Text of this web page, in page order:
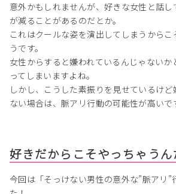
意外かもしれませんが、好きな女性と話
が減ることがあるのだとか。
これはクールな姿を演出してしまうからこ
うです。
女性からすると嫌われているんじゃないか
ってしまいますよね。
しかし、こうした素振りを見せているけ
ない場合は、脈アリ行動の可能性が高いで
好きだからこそやっちゃうん
今回は「そっけない男性の意外な”脈アリ”